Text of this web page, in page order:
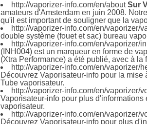
http://vaporizer-info.com/en/aboutSur
amateurs d'Amsterdam en juin 2008.
qu'il est important de souligner que la
http://vaporizer-info.com/en/vaporizer/
double système (fouet et sac) bureau
http://vaporizer-info.com/en/vaporizer/
(INH004) est un marqueur en forme de
(Xtra Performance) a été publié, avec à
http://vaporizer-info.com/en/vaporizer/
Découvrez Vaporisateur-info pour la
Tube vaporisateur.
http://vaporizer-info.com/en/vaporizer/
Vaporisateur-info pour plus
vaporisateur.
http://vaporizer-info.com/en/vaporizer/
Découvrez Vaporisateur-info pour plus